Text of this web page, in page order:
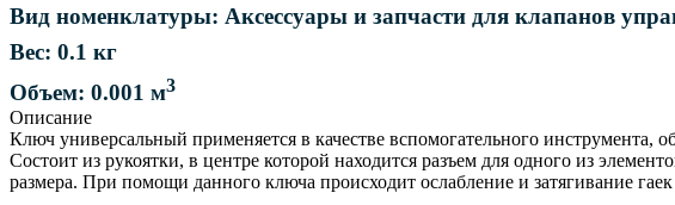
Вид номенклатуры: Аксессуары и запчасти для клапанов
Вес: 0.1 кг
Объем: 0.001 м3
Описание
Ключ универсальный применяется в качестве вспомогательного инструмента,
Состоит из рукоятки, в центре которой находится разъем для одного из
размера. При помощи данного ключа происходит ослабление и затягивание